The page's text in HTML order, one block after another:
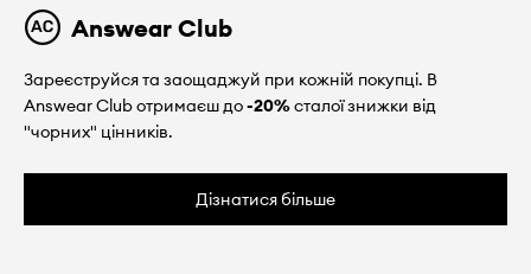
Answear Club
Зареєструйся та заощаджуй при кожній покупці. В
Answear Club отримаєш до-20%сталої знижки від
"чорних" цінників.
Дізнатися більше